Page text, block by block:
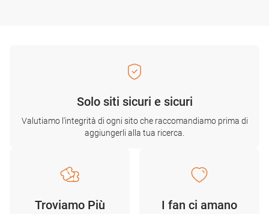
Solo siti sicuri e sicuri
Valutiamo l'integrità di ogni sito che raccomandiamo prima di
aggiungerli alla tua ricerca.
Troviamo Più
I fan ci amano